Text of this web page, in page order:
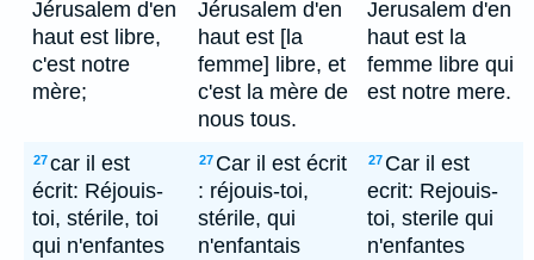
Jérusalem d'en
haut est libre,
c'est notre
mère;
Jérusalem d'en
haut est [la
femme] libre, et
c'est la mère de
nous tous.
Jerusalem d'en
haut est la
femme libre qui
est notre mere.
27car il est
écrit: Réjouis-
toi, stérile, toi
qui n'enfantes
27 Car il est écrit
: réjouis-toi,
stérile, qui
n'enfantais
27 Car il est
ecrit: Rejouis-
toi, sterile qui
n'enfantes